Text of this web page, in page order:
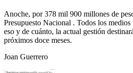
Anoche, por 378 mil 900 millones de
Presupuesto Nacional . Todos los medios
eso y de cuánto, la actual gestión
próximos doce meses.
Joan Guerrero